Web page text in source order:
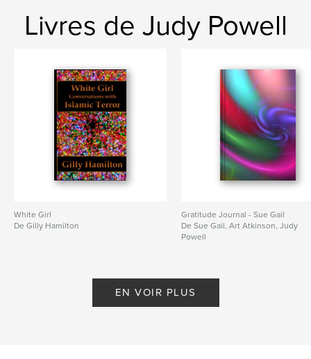
Livres de Judy Powell
White Girl
De Gilly Hamilton
Gratitude Journal - Sue Gail
De Sue Gail, Art Atkinson, Judy
Powell
EN VOIR PLUS